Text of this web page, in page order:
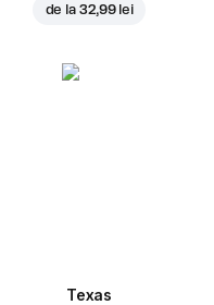
de la 32,99 lei
Texas